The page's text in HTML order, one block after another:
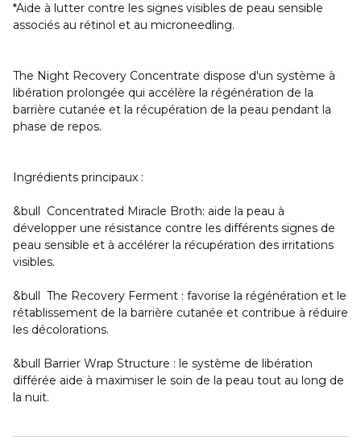
*Aide à lutter contre les signes visibles de peau sensible
associés au rétinol et au microneedling.
The Night Recovery Concentrate dispose d'un système à
libération prolongée qui accélère la régénération de la
barrière cutanée et la récupération de la peau pendant la
phase de repos.
Ingrédients principaux :
&bull Concentrated Miracle Broth: aide la peau à
développer une résistance contre les différents signes de
peau sensible et à accélérer la récupération des irritations
visibles.
&bull The Recovery Ferment : favorise la régénération et le
rétablissement de la barrière cutanée et contribue à réduire
les décolorations.
&bull Barrier Wrap Structure : le système de libération
différée aide à maximiser le soin de la peau tout au long de
la nuit.